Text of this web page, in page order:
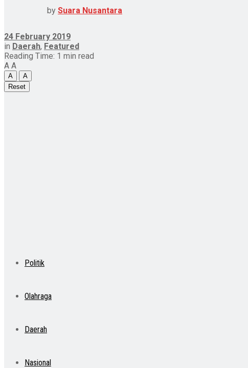
Politik
Olahraga
Daerah
Nasional
by Suara Nusantara
24 February 2019
in Daerah, Featured
Reading Time: 1 min read
A A
A
A
Reset